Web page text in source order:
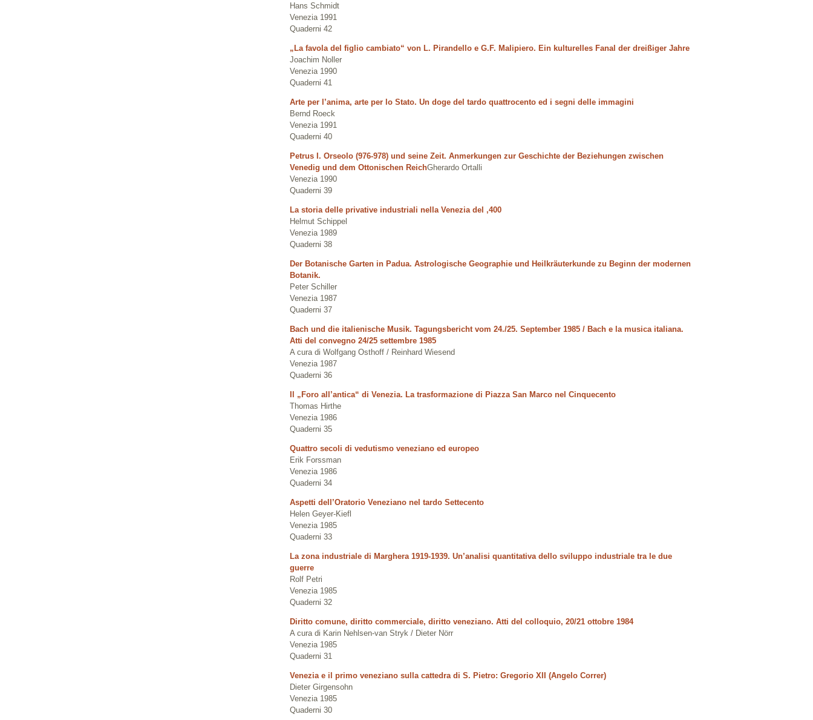
Hans Schmidt
Venezia 1991
Quaderni 42
„La favola del figlio cambiato“ von L. Pirandello e G.F. Malipiero. Ein kulturelles Fanal der dreißiger Jahre
Joachim Noller
Venezia 1990
Quaderni 41
Arte per l’anima, arte per lo Stato. Un doge del tardo quattrocento ed i segni delle immagini
Bernd Roeck
Venezia 1991
Quaderni 40
Petrus I. Orseolo (976-978) und seine Zeit. Anmerkungen zur Geschichte der Beziehungen zwischen
Venedig und dem Ottonischen ReichGherardo Ortalli
Venezia 1990
Quaderni 39
La storia delle privative industriali nella Venezia del ‚400
Helmut Schippel
Venezia 1989
Quaderni 38
Der Botanische Garten in Padua. Astrologische Geographie und Heilkräuterkunde zu Beginn der modernen
Botanik.
Peter Schiller
Venezia 1987
Quaderni 37
Bach und die italienische Musik. Tagungsbericht vom 24./25. September 1985 / Bach e la musica italiana.
Atti del convegno 24/25 settembre 1985
A cura di Wolfgang Osthoff / Reinhard Wiesend
Venezia 1987
Quaderni 36
Il „Foro all’antica“ di Venezia. La trasformazione di Piazza San Marco nel Cinquecento
Thomas Hirthe
Venezia 1986
Quaderni 35
Quattro secoli di vedutismo veneziano ed europeo
Erik Forssman
Venezia 1986
Quaderni 34
Aspetti dell’Oratorio Veneziano nel tardo Settecento
Helen Geyer-Kiefl
Venezia 1985
Quaderni 33
La zona industriale di Marghera 1919-1939. Un’analisi quantitativa dello sviluppo industriale tra le due
guerre
Rolf Petri
Venezia 1985
Quaderni 32
Diritto comune, diritto commerciale, diritto veneziano. Atti del colloquio, 20/21 ottobre 1984
A cura di Karin Nehlsen-van Stryk / Dieter Nörr
Venezia 1985
Quaderni 31
Venezia e il primo veneziano sulla cattedra di S. Pietro: Gregorio XII (Angelo Correr)
Dieter Girgensohn
Venezia 1985
Quaderni 30